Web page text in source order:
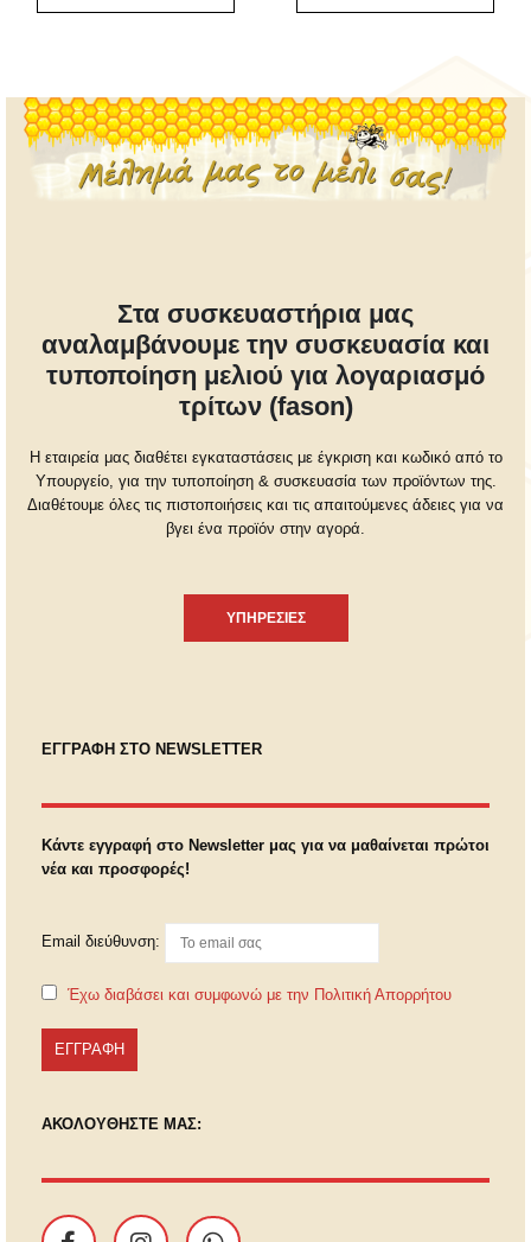
Στα συσκευαστήρια μας
αναλαμβάνουμε την συσκευασία και
τυποποίηση μελιού για λογαριασμό
τρίτων (fason)
Η εταιρεία μας διαθέτει εγκαταστάσεις με έγκριση και κωδικό από το
Υπουργείο, για την τυποποίηση & συσκευασία των προϊόντων της.
Διαθέτουμε όλες τις πιστοποιήσεις και τις απαιτούμενες άδειες για να
βγει ένα προϊόν στην αγορά.
ΥΠΗΡΕΣΙΕΣ
ΕΓΓΡΑΦΗ ΣΤΟ NEWSLETTER
Κάντε εγγραφή στο Newsletter μας για να μαθαίνεται πρώτοι
νέα και προσφορές!
Email διεύθυνση:
Έχω διαβάσει και συμφωνώ με την Πολιτική Απορρήτου
ΑΚΟΛΟΥΘΗΣΤΕ ΜΑΣ: